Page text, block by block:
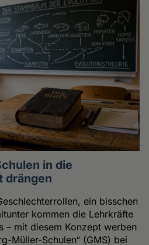
in die
drängen
ein bisschen
kommen die Lehrkräfte
– mit diesem Konzept werben
Müller-Schulen“ (GMS) bei